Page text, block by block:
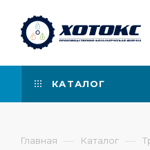
КАТАЛОГ
Главная — Каталог —